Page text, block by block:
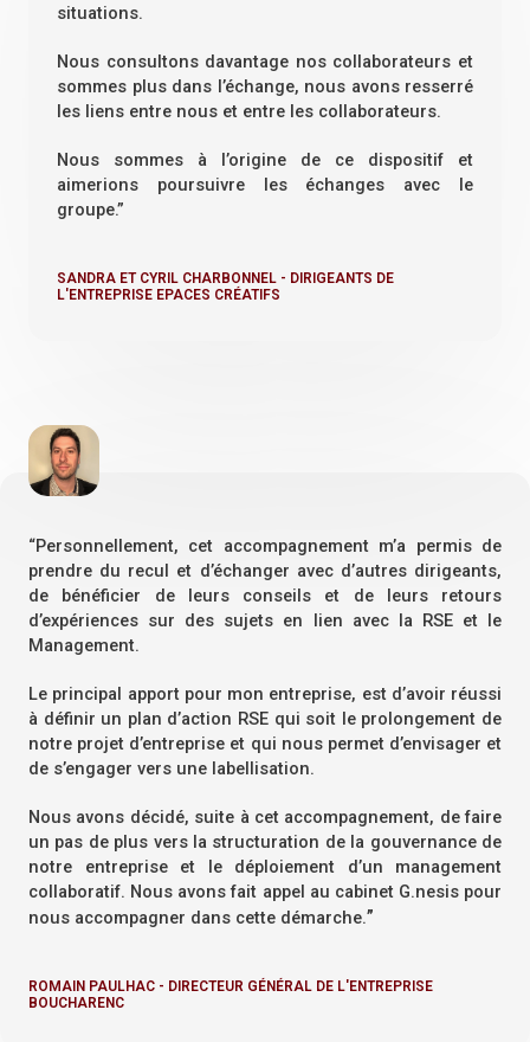
situations.
Nous consultons davantage nos collaborateurs et
sommes plus dans l’échange, nous avons resserré
les liens entre nous et entre les collaborateurs.
Nous sommes à l’origine de ce dispositif et
aimerions poursuivre les échanges avec le
groupe.”
SANDRA ET CYRIL CHARBONNEL - DIRIGEANTS DE
L'ENTREPRISE EPACES CRÉATIFS
“Personnellement, cet accompagnement m’a permis de
prendre du recul et d’échanger avec d’autres dirigeants,
de bénéficier de leurs conseils et de leurs retours
d’expériences sur des sujets en lien avec la RSE et le
Management.
Le principal apport pour mon entreprise, est d’avoir réussi
à définir un plan d’action RSE qui soit le prolongement de
notre projet d’entreprise et qui nous permet d’envisager et
de s’engager vers une labellisation.
Nous avons décidé, suite à cet accompagnement, de faire
un pas de plus vers la structuration de la gouvernance de
notre entreprise et le déploiement d’un management
collaboratif. Nous avons fait appel au cabinet G.nesis pour
nous accompagner dans cette démarche.”
ROMAIN PAULHAC - DIRECTEUR GÉNÉRAL DE L'ENTREPRISE
BOUCHARENC